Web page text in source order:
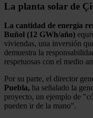
La planta solar de
La cantidad de energía
Buñol (12 GWh/año)
viviendas, una inversión
demuestra la
respetuosas con el medio
Por su parte, el director
Puebla, ha señalado la
proyecto, un ejemplo de
pueden ir de la mano".